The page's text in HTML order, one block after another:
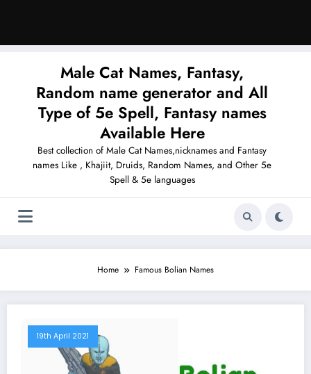
Male Cat Names, Fantasy,
Random name generator and All
Type of 5e Spell, Fantasy names
Available Here
Best collection of Male Cat Names,nicknames and Fantasy
names Like , Khajiit, Druids, Random Names, and Other 5e
Spell & 5e languages
Home Famous Bolian Names
19th April 2021